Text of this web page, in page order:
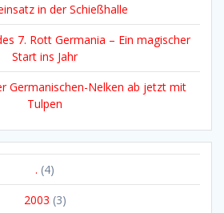
in der Schießhalle
7. Rott Germania – Ein magischer
Start ins Jahr
Germanischen-Nelken ab jetzt mit
Tulpen
. (4)
2003 (3)